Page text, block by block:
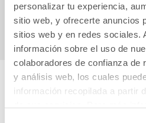
personalizar tu experiencia,
sitio web, y ofrecerte anuncios
sitios web y en redes sociales.
información sobre el uso de
colaboradores de confianza de
y análisis web, los cuales
información recopilada a partir
Comprar
Cuéntanos